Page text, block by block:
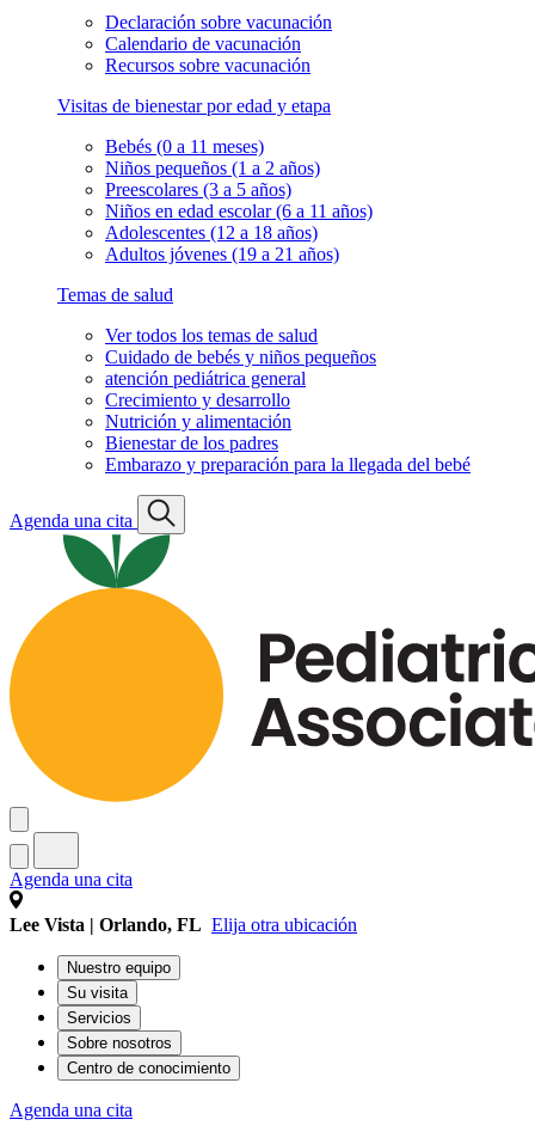
Declaración sobre vacunación
Calendario de vacunación
Recursos sobre vacunación
Visitas de bienestar por edad y etapa
Bebés (0 a 11 meses)
Niños pequeños (1 a 2 años)
Preescolares (3 a 5 años)
Niños en edad escolar (6 a 11 años)
Adolescentes (12 a 18 años)
Adultos jóvenes (19 a 21 años)
Temas de salud
Ver todos los temas de salud
Cuidado de bebés y niños pequeños
atención pediátrica general
Crecimiento y desarrollo
Nutrición y alimentación
Bienestar de los padres
Embarazo y preparación para la llegada del bebé
Agenda una cita
Agenda una cita
Lee Vista | Orlando, FL Elija otra ubicación
Nuestro equipo
Su visita
Servicios
Sobre nosotros
Centro de conocimiento
Agenda una cita